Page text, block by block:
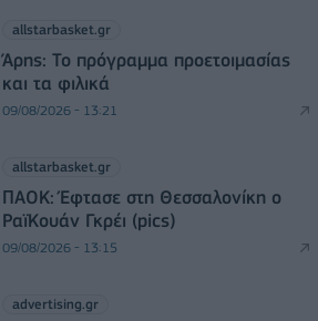
allstarbasket.gr
Άρης: Το πρόγραμμα προετοιμασίας
και τα φιλικά
09/08/2026 - 13:21
allstarbasket.gr
ΠΑΟΚ: Έφτασε στη Θεσσαλονίκη ο
ΡαϊΚουάν Γκρέι (pics)
09/08/2026 - 13:15
advertising.gr